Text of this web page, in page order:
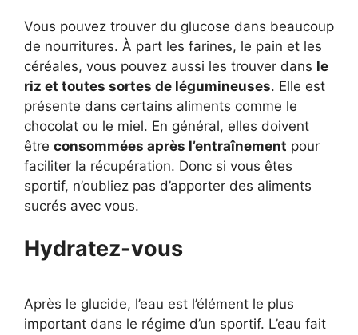
Vous pouvez trouver du glucose dans beaucoup
de nourritures. À part les farines, le pain et les
céréales, vous pouvez aussi les trouver dans le
riz et toutes sortes de légumineuses. Elle est
présente dans certains aliments comme le
chocolat ou le miel. En général, elles doivent
être consommées après l’entraînement pour
faciliter la récupération. Donc si vous êtes
sportif, n’oubliez pas d’apporter des aliments
sucrés avec vous.
Hydratez-vous
Après le glucide, l’eau est l’élément le plus
important dans le régime d’un sportif. L’eau fait